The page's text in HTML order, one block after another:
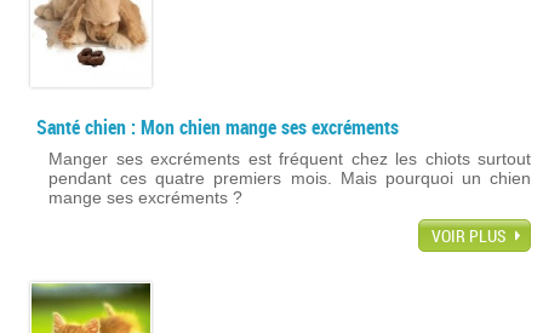
Santé chien : Mon chien mange ses excréments
Manger ses excréments est fréquent chez les chiots surtout
pendant ces quatre premiers mois. Mais pourquoi un chien
mange ses excréments ?
VOIR PLUS